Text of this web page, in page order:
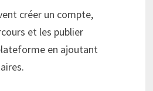
créer un compte,
et les publier
en ajoutant